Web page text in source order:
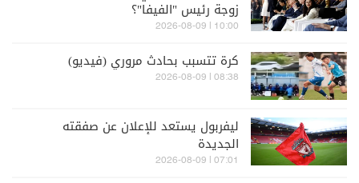
زوجة رئيس "الفيفا"؟
10:00 | 2026-08-09
كرة تتسبب بحادث مروري (فيديو)
08:38 | 2026-08-09
ليفربول يستعد للإعلان عن صفقته
الجديدة
07:01 | 2026-08-09